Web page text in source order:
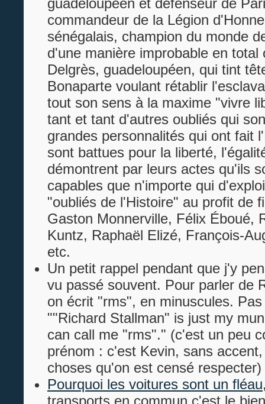
guadeloupéen et défenseur de
commandeur de la Légion
sénégalais, champion du monde
d'une manière improbable en total
Delgrès, guadeloupéen, qui tint
Bonaparte voulant rétablir
tout son sens à la maxime "vivre
tant et tant d'autres oubliés qui
grandes personnalités qui ont fait
sont battues pour la liberté,
démontrent par leurs actes qu'ils
capables que n'importe qui
"oubliés de l'Histoire" au profit de
Gaston Monnerville, Félix Éboué,
Kuntz, Raphaël Elizé, François-
etc.
Un petit rappel pendant que j'y
vu passé souvent. Pour parler de
on écrit "rms", en minuscules.
""Richard Stallman" is just my
can call me "rms"." (c'est un peu
prénom : c'est Kevin, sans
choses qu'on est censé respecter)
Pourquoi les voitures sont un fléau
transports en commun c'est le